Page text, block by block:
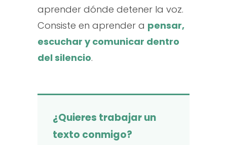
aprender dónde detener la voz.
Consiste en aprender a pensar,
escuchar y comunicar dentro
del silencio.
¿Quieres trabajar un
texto conmigo?